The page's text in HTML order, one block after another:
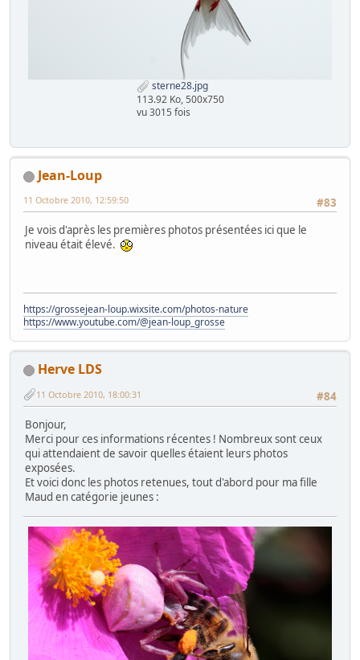
sterne28.jpg
113.92 Ko, 500x750
vu 3015 fois
Jean-Loup
#83
11 Octobre 2010, 12:59:50
Je vois d'après les premières photos présentées ici que le
niveau était élevé.
https://grossejean-loup.wixsite.com/photos-nature
https://www.youtube.com/@jean-loup_grosse
Herve LDS
#84
11 Octobre 2010, 18:00:31
Bonjour,
Merci pour ces informations récentes ! Nombreux sont ceux
qui attendaient de savoir quelles étaient leurs photos
exposées.
Et voici donc les photos retenues, tout d'abord pour ma fille
Maud en catégorie jeunes :